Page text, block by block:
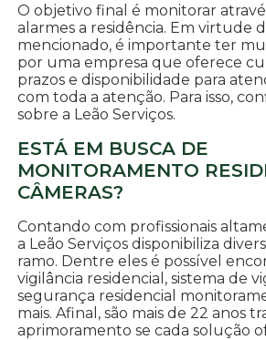
O objetivo final é monitorar
alarmes a residência. Em virtude
mencionado, é importante ter
por uma empresa que oferece
prazos e disponibilidade para
com toda a atenção. Para isso,
sobre a Leão Serviços.
ESTÁ EM BUSCA DE
MONITORAMENTO
CÂMERAS?
Contando com profissionais
a Leão Serviços disponibiliza
ramo. Dentre eles é possível
vigilância residencial, sistema de
segurança residencial
mais. Afinal, são mais de 22 anos
aprimoramento se cada solução